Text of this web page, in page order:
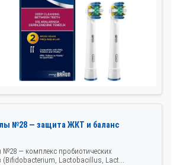
№28 — защита ЖКТ и баланс
— комплекс пробиотических
Lactobacillus, Lact...